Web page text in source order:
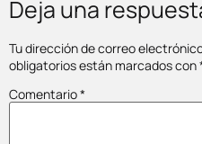
Deja una
Tu dirección de correo
obligatorios están marcados con
Comentario*